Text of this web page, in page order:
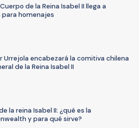
Cuerpo de la Reina Isabel II llega a
para homenajes
Urrejola encabezará la comitiva chilena
de la Reina Isabel II
la reina Isabel II: ¿qué es la
y para qué sirve?